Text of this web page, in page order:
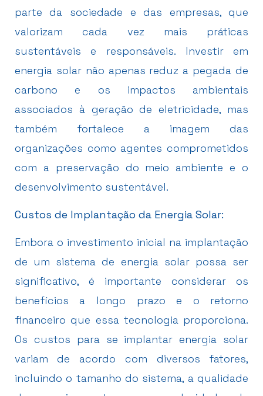
parte da sociedade e das empresas, que
valorizam cada vez mais práticas
sustentáveis e responsáveis. Investir em
energia solar não apenas reduz a pegada de
carbono e os impactos ambientais
associados à geração de eletricidade, mas
também fortalece a imagem das
organizações como agentes comprometidos
com a preservação do meio ambiente e o
desenvolvimento sustentável.
Custos de Implantação da Energia Solar:
Embora o investimento inicial na implantação
de um sistema de energia solar possa ser
significativo, é importante considerar os
benefícios a longo prazo e o retorno
financeiro que essa tecnologia proporciona.
Os custos para se implantar energia solar
variam de acordo com diversos fatores,
incluindo o tamanho do sistema, a qualidade